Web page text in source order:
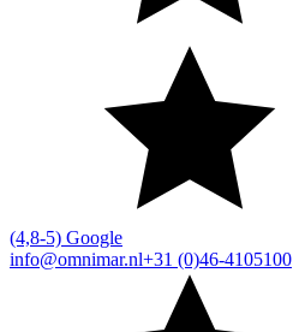
(4,8-5) Google
info@omnimar.nl+31 (0)46-4105100